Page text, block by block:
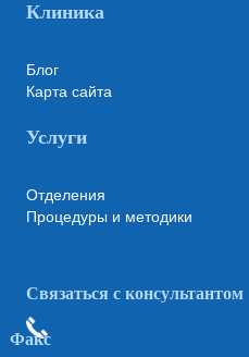
Клиника
Блог
Карта сайта
Услуги
Отделения
Процедуры и методики
Связаться с консультантом
Факс